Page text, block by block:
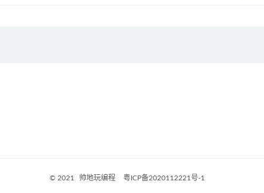
© 2021 帅地玩编程 粤ICP备2020112221号-1